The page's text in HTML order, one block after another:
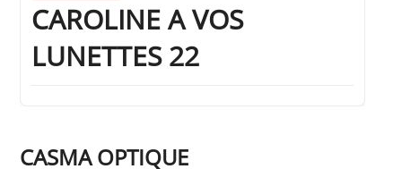
CAROLINE A VOS
LUNETTES 22
CASMA OPTIQUE